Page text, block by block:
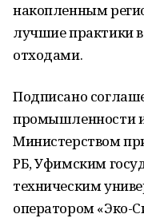
накопленным
лучшие практики
отходами.
Подписано
промышленности
Министерством
РБ, Уфимским
техническим
оператором «Эко-